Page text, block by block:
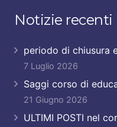
Notizie recenti
periodo di chiusura
7 Luglio 2026
Saggi corso di
21 Giugno 2026
ULTIMI POSTI nel